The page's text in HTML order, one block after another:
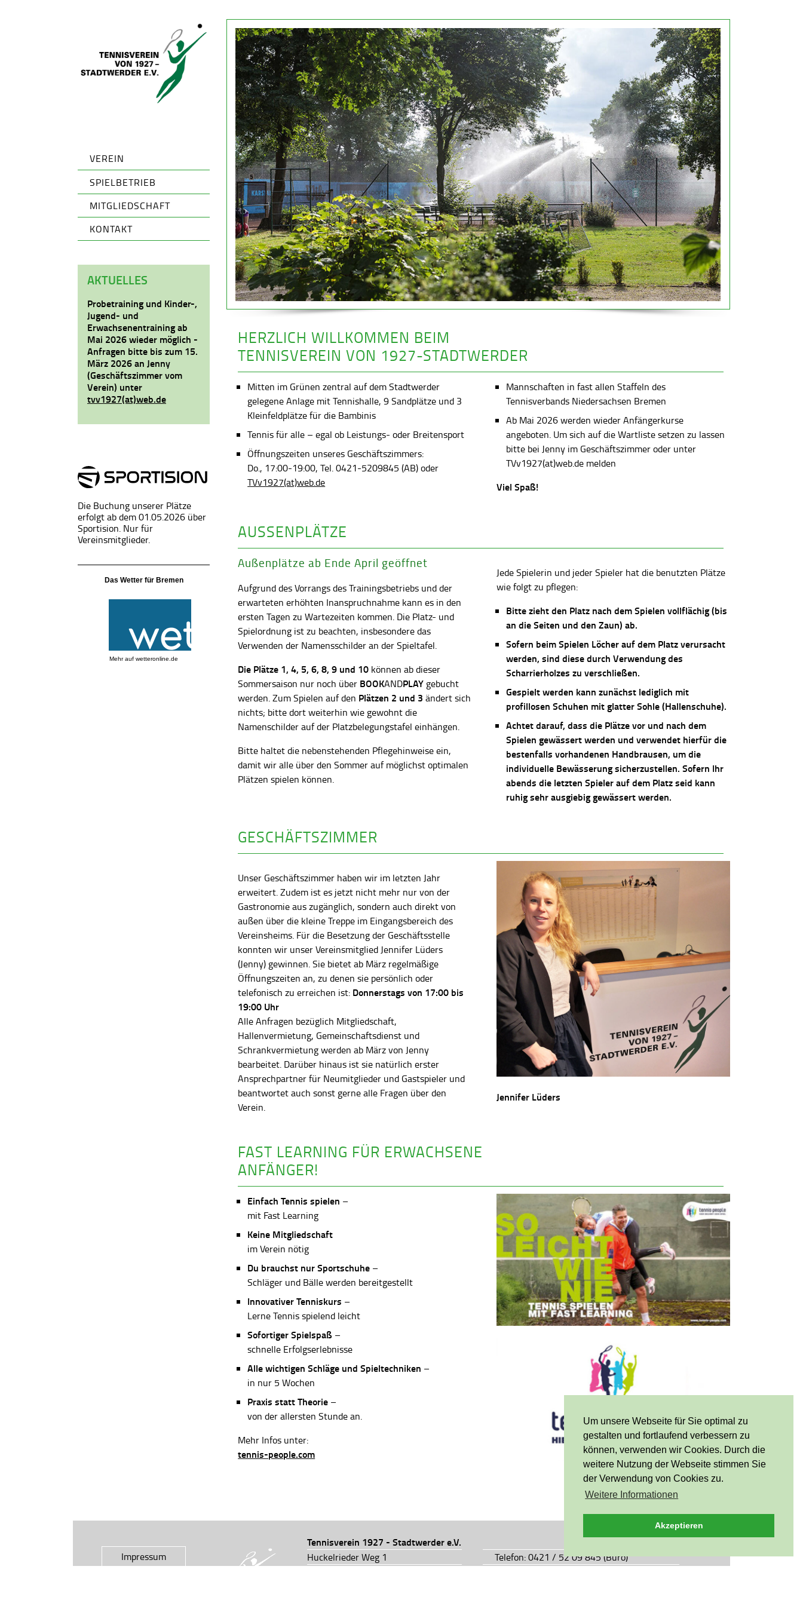
Um unsere Webseite für Sie optimal zu
gestalten und fortlaufend verbessern zu
können, verwenden wir Cookies. Durch die
weitere Nutzung der Webseite stimmen Sie
der Verwendung von Cookies zu.
Weitere Informationen
Akzeptieren
VEREIN
SPIELBETRIEB
MITGLIEDSCHAFT
KONTAKT
AKTUELLES
Probetraining und Kinder-,
Jugend- und
Erwachsenentraining ab
Mai 2026 wieder möglich -
Anfragen bitte bis zum 15.
März 2026 an Jenny
(Geschäftszimmer vom
Verein) unter
tvv1927(at)web.de
Die Buchung unserer Plätze
erfolgt ab dem 01.05.2026 über
Sportision. Nur für
Vereinsmitglieder.
Das Wetter für Bremen
Mehr auf wetteronline.de
HERZLICH WILLKOMMEN BEIM
TENNISVEREIN VON 1927-STADTWERDER
Mitten im Grünen zentral auf dem Stadtwerder
gelegene Anlage mit Tennishalle, 9 Sandplätze und 3
Kleinfeldplätze für die Bambinis
Tennis für alle – egal ob Leistungs- oder Breitensport
Öffnungszeiten unseres Geschäftszimmers:
Do., 17:00-19:00, Tel. 0421-5209845 (AB) oder
TVv1927(at)web.de
Mannschaften in fast allen Staffeln des
Tennisverbands Niedersachsen Bremen
Ab Mai 2026 werden wieder Anfängerkurse
angeboten. Um sich auf die Wartliste setzen zu lassen
bitte bei Jenny im Geschäftszimmer oder unter
TVv1927(at)web.de melden
Viel Spaß!
AUSSENPLÄTZE
Außenplätze ab Ende April geöffnet
Aufgrund des Vorrangs des Trainingsbetriebs und der
erwarteten erhöhten Inanspruchnahme kann es in den
ersten Tagen zu Wartezeiten kommen. Die Platz- und
Spielordnung ist zu beachten, insbesondere das
Verwenden der Namensschilder an der Spieltafel.
Die Plätze 1, 4, 5, 6, 8, 9 und 10 können ab dieser
Sommersaison nur noch über BOOKANDPLAY gebucht
werden. Zum Spielen auf den Plätzen 2 und 3 ändert sich
nichts; bitte dort weiterhin wie gewohnt die
Namenschilder auf der Platzbelegungstafel einhängen.
Bitte haltet die nebenstehenden Pflegehinweise ein,
damit wir alle über den Sommer auf möglichst optimalen
Plätzen spielen können.
Jede Spielerin und jeder Spieler hat die benutzten Plätze
wie folgt zu pflegen:
Bitte zieht den Platz nach dem Spielen vollflächig (bis
an die Seiten und den Zaun) ab.
Sofern beim Spielen Löcher auf dem Platz verursacht
werden, sind diese durch Verwendung des
Scharrierholzes zu verschließen.
Gespielt werden kann zunächst lediglich mit
profillosen Schuhen mit glatter Sohle (Hallenschuhe).
Achtet darauf, dass die Plätze vor und nach dem
Spielen gewässert werden und verwendet hierfür die
bestenfalls vorhandenen Handbrausen, um die
individuelle Bewässerung sicherzustellen. Sofern Ihr
abends die letzten Spieler auf dem Platz seid kann
ruhig sehr ausgiebig gewässert werden.
GESCHÄFTSZIMMER
Unser Geschäftszimmer haben wir im letzten Jahr
erweitert. Zudem ist es jetzt nicht mehr nur von der
Gastronomie aus zugänglich, sondern auch direkt von
außen über die kleine Treppe im Eingangsbereich des
Vereinsheims. Für die Besetzung der Geschäftsstelle
konnten wir unser Vereinsmitglied Jennifer Lüders
(Jenny) gewinnen. Sie bietet ab März regelmäßige
Öffnungszeiten an, zu denen sie persönlich oder
telefonisch zu erreichen ist: Donnerstags von 17:00 bis
19:00 Uhr
Alle Anfragen bezüglich Mitgliedschaft,
Hallenvermietung, Gemeinschaftsdienst und
Schrankvermietung werden ab März von Jenny
bearbeitet. Darüber hinaus ist sie natürlich erster
Ansprechpartner für Neumitglieder und Gastspieler und
beantwortet auch sonst gerne alle Fragen über den
Verein.
Jennifer Lüders
FAST LEARNING FÜR ERWACHSENE
ANFÄNGER!
Einfach Tennis spielen –
mit Fast Learning
Keine Mitgliedschaft
im Verein nötig
Du brauchst nur Sportschuhe –
Schläger und Bälle werden bereitgestellt
Innovativer Tenniskurs –
Lerne Tennis spielend leicht
Sofortiger Spielspaß –
schnelle Erfolgserlebnisse
Alle wichtigen Schläge und Spieltechniken –
in nur 5 Wochen
Praxis statt Theorie –
von der allersten Stunde an.
Mehr Infos unter:
tennis-people.com
Impressum
Tennisverein 1927 - Stadtwerder e.V.
Huckelrieder Weg 1
Telefon: 0421 / 52 09 845 (Büro)